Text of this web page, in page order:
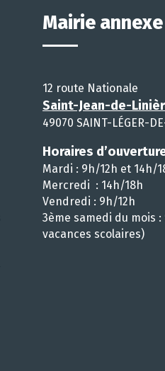
Mairie annexe
12 route Nationale
Saint-Jean-de-
49070 SAINT-LÉGER-
Horaires
Mardi : 9h/12h et 14h/
Mercredi : 14h/18h
Vendredi : 9h/12h
3ème samedi du mois
vacances scolaires)